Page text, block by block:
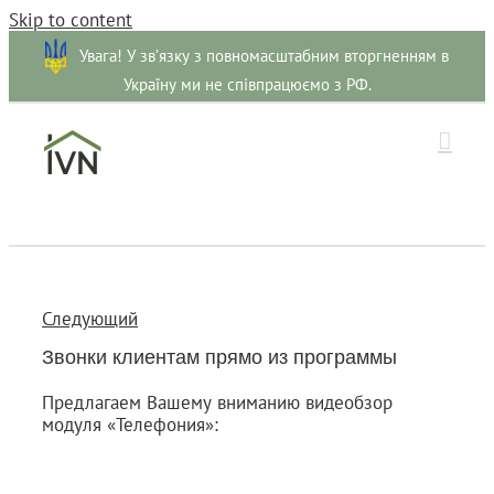
Skip to content
Увага! У зв’язку з повномасштабним вторгненням в
Україну ми не співпрацюємо з РФ.
Следующий
Звонки клиентам прямо из программы
Предлагаем Вашему вниманию видеобзор
модуля «Телефония»: